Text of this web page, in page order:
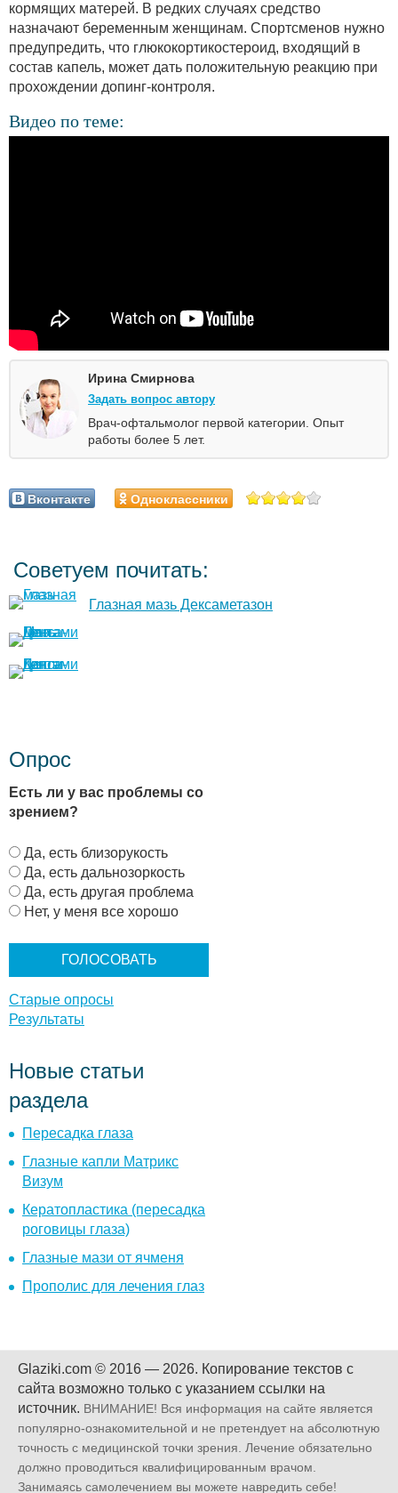
кормящих матерей. В редких случаях средство
назначают беременным женщинам. Спортсменов нужно
предупредить, что глюкокортикостероид, входящий в
состав капель, может дать положительную реакцию при
прохождении допинг-контроля.
Видео по теме:
Ирина Смирнова
Задать вопрос автору
Врач-офтальмолог первой категории. Опыт
работы более 5 лет.
Вконтакте Одноклассники
Советуем почитать:
Глазная мазь Дексаметазон
Опрос
Есть ли у вас проблемы со
зрением?
В
а
р
и
Да, есть близорукость
Да, есть дальнозоркость
Да, есть другая проблема
Нет, у меня все хорошо
Старые опросы
Результаты
Новые статьи
раздела
Пересадка глаза
Глазные капли Матрикс
Визум
Кератопластика (пересадка
роговицы глаза)
Глазные мази от ячменя
Прополис для лечения глаз
Glaziki.com © 2016 — 2026. Копирование текстов с
сайта возможно только с указанием ссылки на
источник. ВНИМАНИЕ! Вся информация на сайте является
популярно-ознакомительной и не претендует на абсолютную
точность с медицинской точки зрения. Лечение обязательно
должно проводиться квалифицированным врачом.
Занимаясь самолечением вы можете навредить себе!